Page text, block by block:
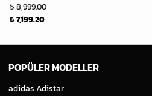
₺ 8,999.00
₺ 7,199.20
POPÜLER MODELLER
adidas Adistar